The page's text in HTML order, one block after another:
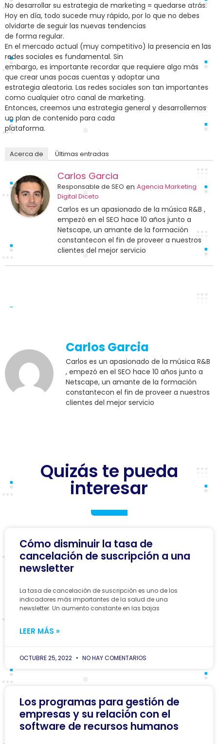
No desarrollar su estrategia de marketing = quedarse atrás.
Hoy en día, todo sucede muy rápido, por lo que no debes
olvidarte de seguir las nuevas tendencias
de forma regular.
En el mercado actual (muy competitivo) la presencia en las
redes sociales es fundamental. Sin
embargo, es importante recordar que requiere algo más
que crear unas pocas cuentas y adoptar una
estrategia aleatoria. Las redes sociales son tan importantes
como cualquier otro canal de marketing.
Entonces, creemos una estrategia general y desarrollemos
un plan de contenido para cada
plataforma.
Acerca de Últimas entradas
Carlos Garcia
Responsable de SEO en Agencia Marketing
Digital Diceto
Carlos es un apasionado de la música R&B ,
empezó en el SEO hace 10 años junto a
Netscape, un amante de la formación
constantecon el fin de proveer a nuestros
clientes del mejor servicio
Carlos Garcia
Carlos es un apasionado de la música R&B
, empezó en el SEO hace 10 años junto a
Netscape, un amante de la formación
constantecon el fin de proveer a nuestros
clientes del mejor servicio
Quizás te pueda
interesar
Cómo disminuir la tasa de
cancelación de suscripción a una
newsletter
La tasa de cancelación de suscripción es uno de los
indicadores más importantes de la salud de una
newsletter. Un aumento constante en las bajas
LEER MÁS »
OCTUBRE 25, 2022 NO HAY COMENTARIOS
Los programas para gestión de
empresas y su relación con el
software de recursos humanos